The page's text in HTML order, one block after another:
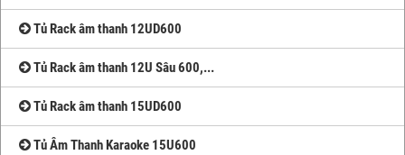
Tủ Rack âm thanh 12UD600
Tủ Rack âm thanh 12U Sâu 600,...
Tủ Rack âm thanh 15UD600
Tủ Âm Thanh Karaoke 15U600